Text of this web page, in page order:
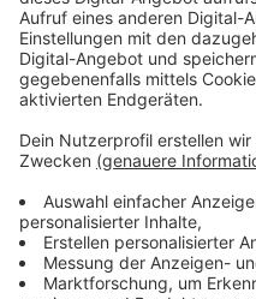
Anzeige
©ANTENNE MÜNSTER
Immer wieder müllte der
voll
Anzeige